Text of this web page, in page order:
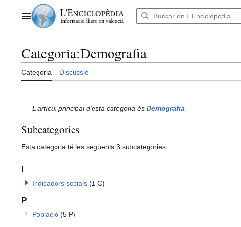
contingutMenú principal
Categoria:Demografia
Categoria Discussió
L'artícul principal d'esta categoria ésDemografia
Subcategories
Esta categoria té les següents 3 subcategories:
I
Indicadors socials (1 C)
P
Població (5 P)